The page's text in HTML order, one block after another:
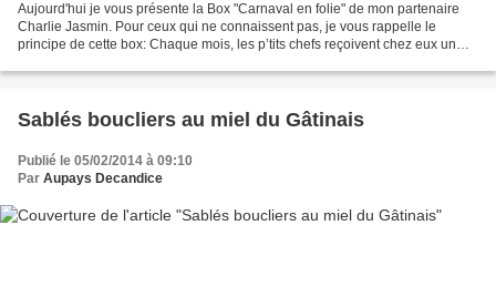
Aujourd'hui je vous présente la Box "Carnaval en folie" de mon partenaire
Charlie Jasmin. Pour ceux qui ne connaissent pas, je vous rappelle le
principe de cette box: Chaque mois, les p’tits chefs reçoivent chez eux un
Sablés boucliers au miel du Gâtinais
Publié le 05/02/2014 à 09:10
Par Aupays Decandice